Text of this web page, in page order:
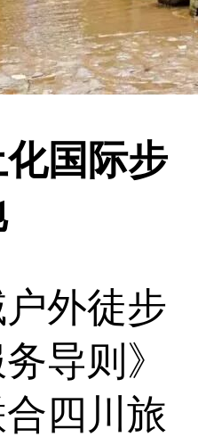
国际步
户外徒步
导则》
四川旅